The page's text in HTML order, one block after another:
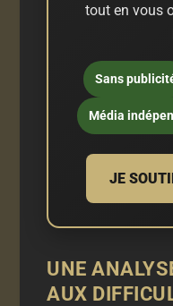
tout en vous
Sans
Média
JE
UNE
AUX